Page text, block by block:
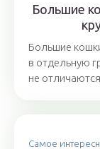
Большие
Большие
в отдельную
не
Самое